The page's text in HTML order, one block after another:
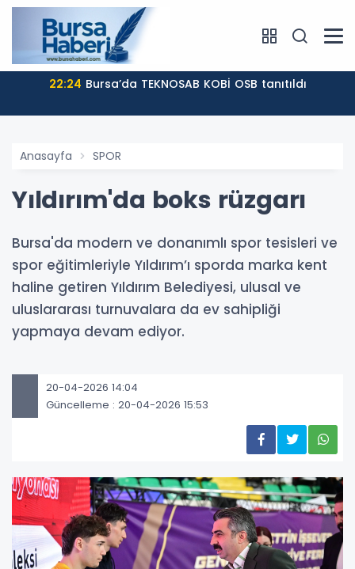
22:24 Bursa’da TEKNOSAB KOBİ OSB tanıtıldı
Anasayfa SPOR
Yıldırım'da boks rüzgarı
Bursa'da modern ve donanımlı spor tesisleri ve
spor eğitimleriyle Yıldırım’ı sporda marka kent
haline getiren Yıldırım Belediyesi, ulusal ve
uluslararası turnuvalara da ev sahipliği
yapmaya devam ediyor.
20-04-2026 14:04
Güncelleme : 20-04-2026 15:53